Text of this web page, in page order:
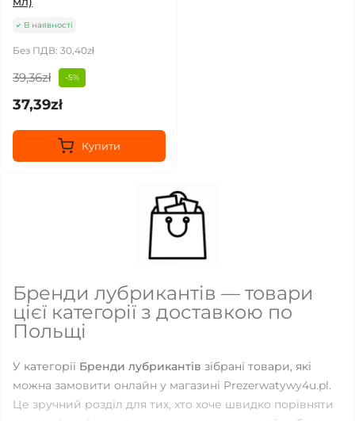
В наявності
Без ПДВ: 30,40zł
39,36zł -5%
37,39zł
Купити
Бренди лубрикантів — товари
цієї категорії з доставкою по
Польщі
У категорії Бренди лубрикантів зібрані товари, які
можна замовити онлайн у магазині Prezerwatywy4u.pl.
Це зручний розділ для тих, хто хоче швидко порівняти